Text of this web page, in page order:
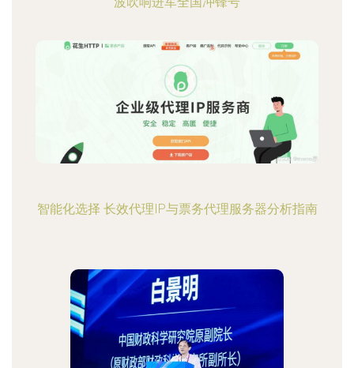
智能化选择 长效代理IP与票务代理服务器分析指南